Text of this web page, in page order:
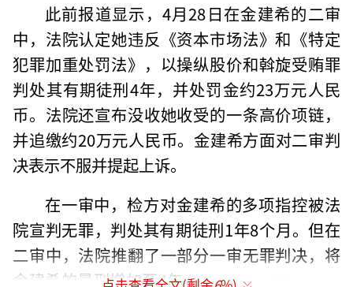
此前报道显示，4月28日在金建希的二审
中，法院认定她违反《资本市场法》和《特定
犯罪加重处罚法》，以操纵股价和斡旋受贿罪
判处其有期徒刑4年，并处罚金约23万元人民
币。法院还宣布没收她收受的一条高价项链，
并追缴约20万元人民币。金建希方面对二审判
决表示不服并提起上诉。
在一审中，检方对金建希的多项指控被法
院宣判无罪，判处其有期徒刑1年8个月。但在
二审中，法院推翻了一部分一审无罪判决，将
金建希的量刑增加至4年。（责任编辑：卢其龙 CM088